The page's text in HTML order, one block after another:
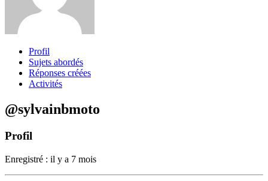
Profil
Sujets abordés
Réponses créées
Activités
@sylvainbmoto
Profil
Enregistré : il y a 7 mois